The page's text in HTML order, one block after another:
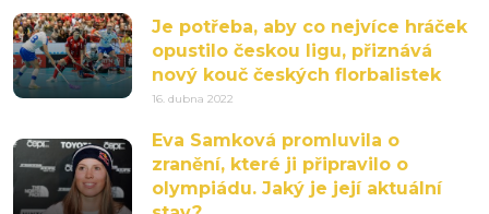
Je potřeba, aby co nejvíce hráček
opustilo českou ligu, přiznává
nový kouč českých florbalistek
16. dubna 2022
Eva Samková promluvila o
zranění, které ji připravilo o
olympiádu. Jaký je její aktuální